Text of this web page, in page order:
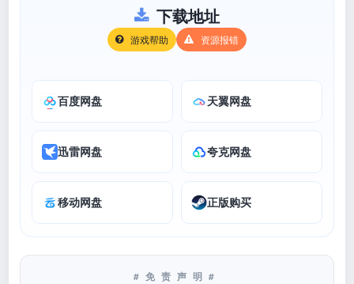
下载地址
游戏帮助 资源报错
百度网盘 天翼网盘
迅雷网盘 夸克网盘
移动网盘 正版购买
#免责声明#